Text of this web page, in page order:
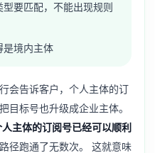
要匹配，不能出现规则
是境内主体
会告诉客户，个人主体的订
目标号也升级成企业主体。
主体的订阅号已经可以顺利
径跑通了无数次。 这就意味